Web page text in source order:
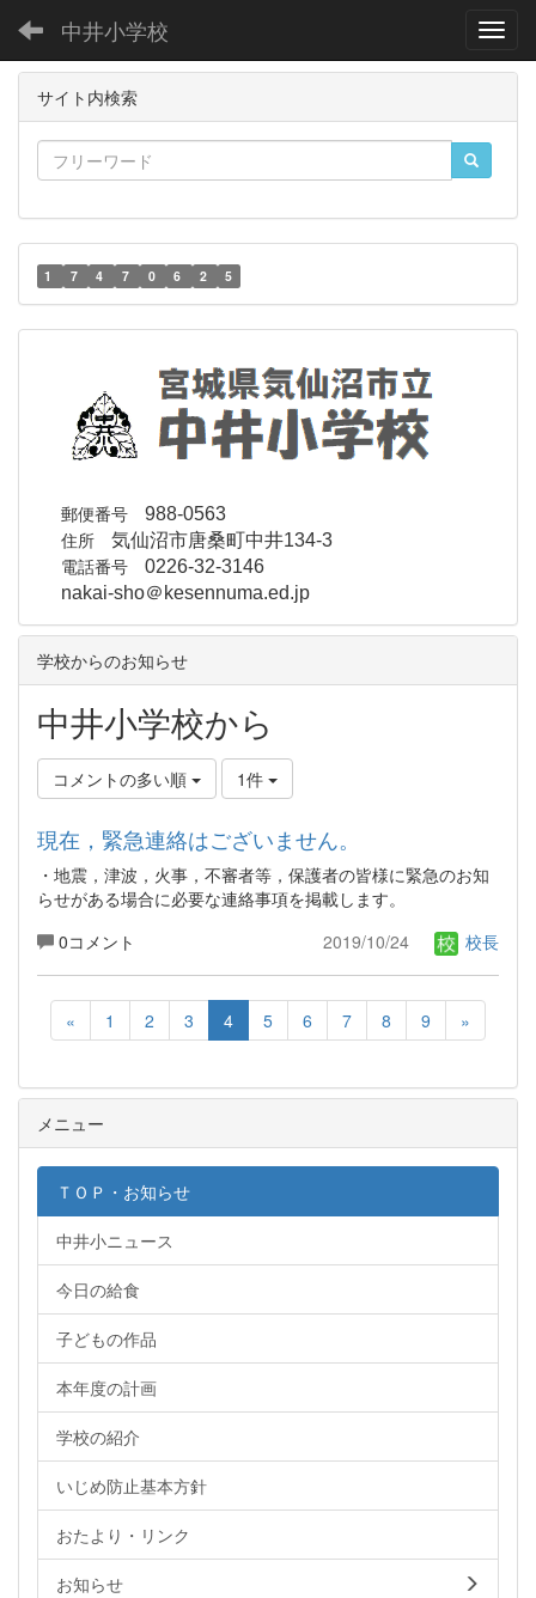
中井小学校
サイト内検索
1 7 4 7 0 6 2 5
郵便番号 988-0563
住所 気仙沼市唐桑町中井134-3
電話番号 0226-32-3146
nakai-sho＠kesennuma.ed.jp
学校からのお知らせ
中井小学校から
コメントの多い順 1件
現在，緊急連絡はございません。
・地震，津波，火事，不審者等，保護者の皆様に緊急のお知
らせがある場合に必要な連絡事項を掲載します。
0コメント
2019/10/24 校長
« 1 2 3 4 5 6 7 8 9 »
メニュー
ＴＯＰ・お知らせ
中井小ニュース
今日の給食
子どもの作品
本年度の計画
学校の紹介
いじめ防止基本方針
おたより・リンク
お知らせ